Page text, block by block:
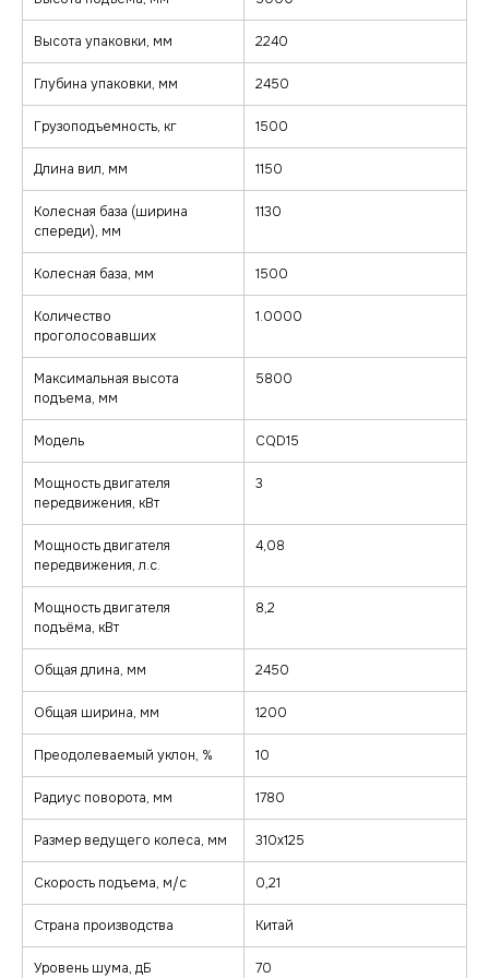
Высота упаковки, мм 2240
Глубина упаковки, мм 2450
Грузоподъемность, кг 1500
Длина вил, мм 1150
Колесная база (ширина
спереди), мм
1130
Колесная база, мм 1500
Количество
проголосовавших
1.0000
Максимальная высота
подъема, мм
5800
Модель CQD15
Мощность двигателя
передвижения, кВт
3
Мощность двигателя
передвижения, л.с.
4,08
Мощность двигателя
подъёма, кВт
8,2
Общая длина, мм 2450
Общая ширина, мм 1200
Преодолеваемый уклон, % 10
Радиус поворота, мм 1780
Размер ведущего колеса, мм 310х125
Скорость подъема, м/с 0,21
Страна производства Китай
Уровень шума, дБ 70